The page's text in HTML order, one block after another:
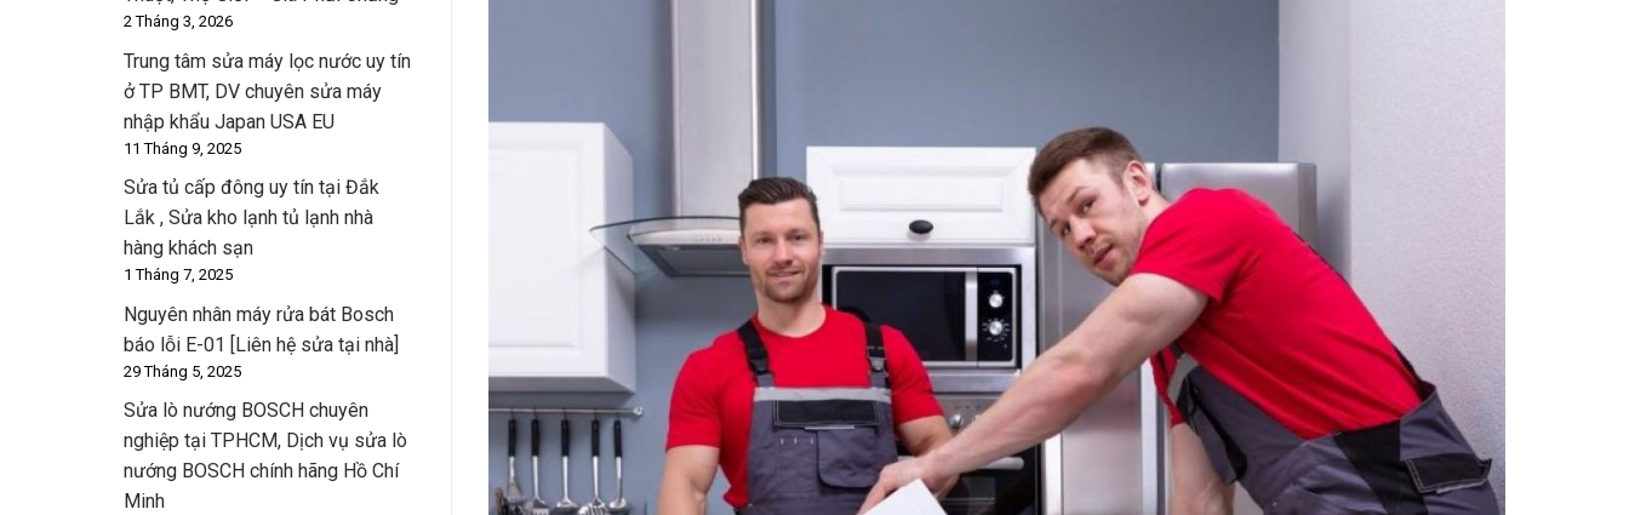
2 Tháng 3, 2026
Trung tâm sửa máy lọc nước uy tín
ở TP BMT, DV chuyên sửa máy
nhập khẩu Japan USA EU
11 Tháng 9, 2025
Sửa tủ cấp đông uy tín tại Đắk
Lắk , Sửa kho lạnh tủ lạnh nhà
hàng khách sạn
1 Tháng 7, 2025
Nguyên nhân máy rửa bát Bosch
báo lỗi E-01 [Liên hệ sửa tại nhà]
29 Tháng 5, 2025
Sửa lò nướng BOSCH chuyên
nghiệp tại TPHCM, Dịch vụ sửa lò
nướng BOSCH chính hãng Hồ Chí
Minh